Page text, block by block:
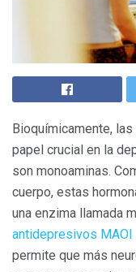
Bioquímicamente,
papel crucial en la
son monoaminas.
cuerpo, estas
una enzima llamada
antidepresivos MAOI
permite que más